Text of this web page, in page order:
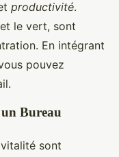
productivité.
le vert, sont
En intégrant
pouvez
Bureau
sont